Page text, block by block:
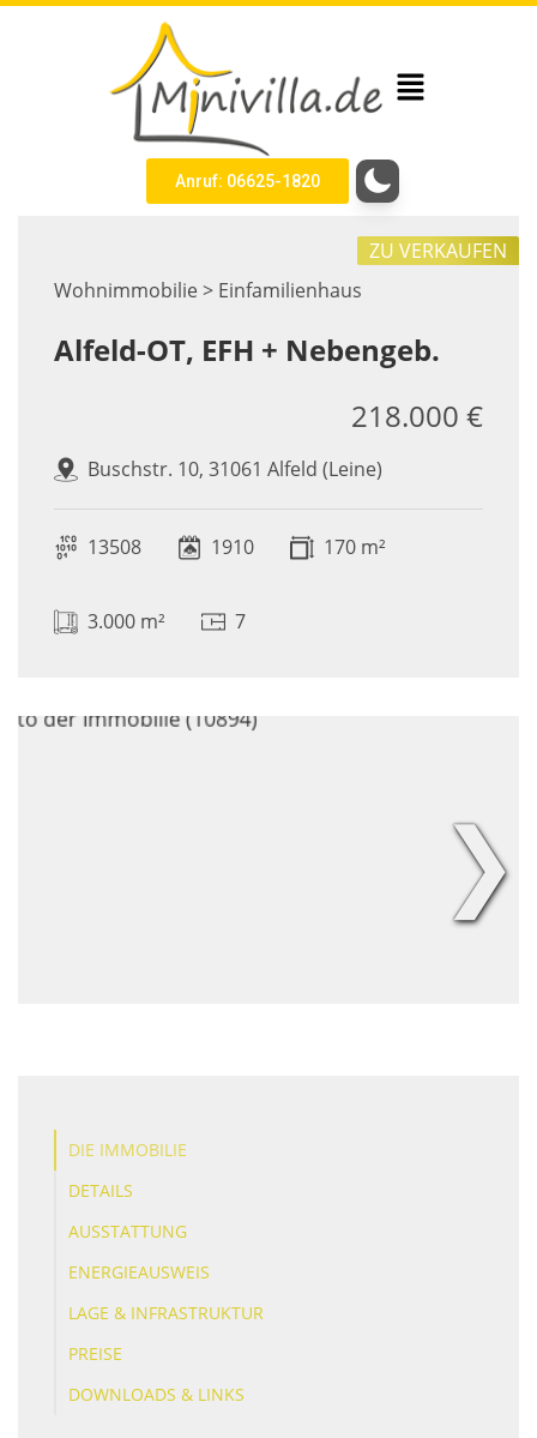
Anruf: 06625-1820
Wohnimmobilie > Einfamilienhaus
ZU VERKAUFEN
Alfeld-OT, EFH + Nebengeb.
Buschstr. 10, 31061 Alfeld (Leine)
218.000 €
13508 1910 170 m²
3.000 m² 7
❯
DIE IMMOBILIE
DETAILS
AUSSTATTUNG
ENERGIEAUSWEIS
LAGE & INFRASTRUKTUR
PREISE
DOWNLOADS & LINKS